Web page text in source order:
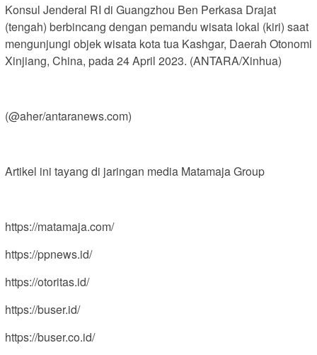
Konsul Jenderal RI di Guangzhou Ben Perkasa Drajat
(tengah) berbincang dengan pemandu wisata lokal (kiri) saat
mengunjungi objek wisata kota tua Kashgar, Daerah Otonomi
Xinjiang, China, pada 24 April 2023. (ANTARA/Xinhua)
(@aher/antaranews.com)
Artikel ini tayang di jaringan media Matamaja Group
https://matamaja.com/
https://ppnews.id/
https://otoritas.id/
https://buser.id/
https://buser.co.id/